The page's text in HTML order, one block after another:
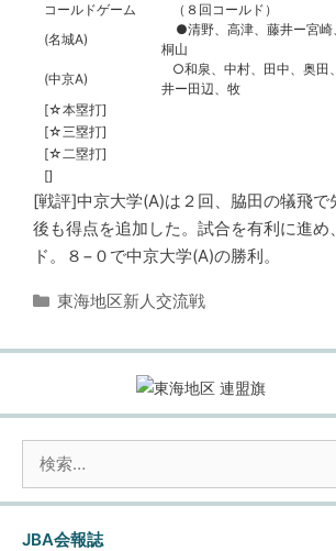
コールドゲーム
（８回コールド）
(名城A)
●清野、高津、藤井ー宮崎
桐山
(中京A)
○和泉、中村、田中、奥田
井ー田辺、牧
[☆本塁打]
[☆三塁打]
[☆二塁打]
[]
[戦評]中京大学(A)は２回、脇田の犠飛で
後も得点を追加した。試合を有利に進め
ド。８−０で中京大学(A)の勝利。
カ
ゴ
東海地区新人交流戦
JBA会報誌